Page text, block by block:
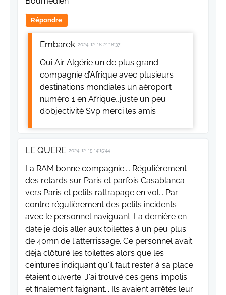
Répondre
Embarek 2024-12-18 21:18:37
Oui Air Algérie un de plus grand
compagnie d’Afrique avec plusieurs
destinations mondiales un aéroport
numéro 1 en Afrique,,juste un peu
d’objectivité Svp merci les amis
LE QUERE 2024-12-15 14:15:44
La RAM bonne compagnie.... Régulièrement
des retards sur Paris et parfois Casablanca
vers Paris et petits rattrapage en vol... Par
contre régulièrement des petits incidents
avec le personnel naviguant. La dernière en
date je dois aller aux toilettes à un peu plus
de 40mn de l'atterrissage. Ce personnel avait
déjà clôturé les toilettes alors que les
ceintures indiquant qu'il faut rester à sa place
étaient ouverte. J'ai trouvé ces gens impolis
et finalement faignant... Ils avaient arrêtés leur